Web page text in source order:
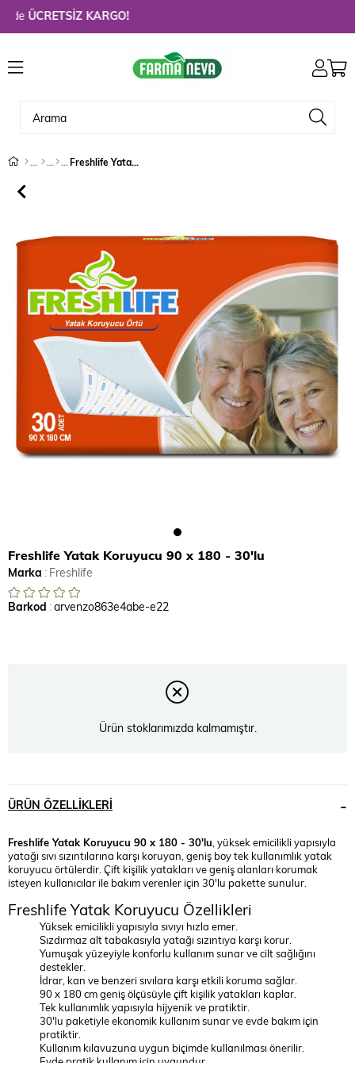
ÜCRETSİZ KARGO!
Freshlife Yatak Koruyucu 90 x 180 - 30'lu
Freshlife Yatak Koruyucu 90 x 180 - 30'lu
Marka : Freshlife
Barkod :arvenzo863e4abe-e22
Ürün stoklarımızda kalmamıştır.
ÜRÜN ÖZELLIKLERI
Freshlife Yatak Koruyucu 90 x 180 - 30'lu , yüksek emicilikli yapısıyla
yatağı sıvı sızıntılarına karşı koruyan, geniş boy tek kullanımlık yatak
koruyucu örtülerdir. Çift kişilik yatakları ve geniş alanları korumak
isteyen kullanıcılar ile bakım verenler için 30'lu pakette sunulur.
Freshlife Yatak Koruyucu Özellikleri
Yüksek emicilikli yapısıyla sıvıyı hızla emer.
Sızdırmaz alt tabakasıyla yatağı sızıntıya karşı korur.
Yumuşak yüzeyiyle konforlu kullanım sunar ve cilt sağlığını
destekler.
İdrar, kan ve benzeri sıvılara karşı etkili koruma sağlar.
90 x 180 cm geniş ölçüsüyle çift kişilik yatakları kaplar.
Tek kullanımlık yapısıyla hijyenik ve pratiktir.
30'lu paketiyle ekonomik kullanım sunar ve evde bakım için
pratiktir.
Kullanım kılavuzuna uygun biçimde kullanılması önerilir.
Evde pratik kullanım için uygundur.